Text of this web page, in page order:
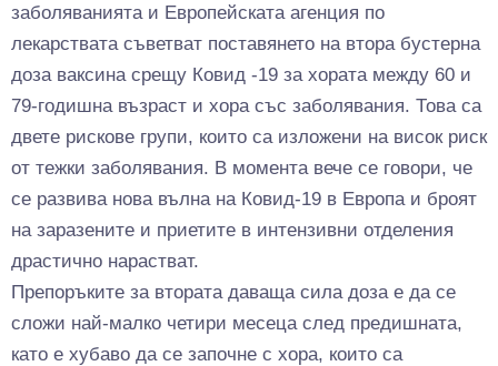
заболяванията и Европейската агенция по
лекарствата съветват поставянето на втора бустерна
доза ваксина срещу Ковид -19 за хората между 60 и
79-годишна възраст и хора със заболявания. Това са
двете рискове групи, които са изложени на висок риск
от тежки заболявания. В момента вече се говори, че
се развива нова вълна на Ковид-19 в Европа и броят
на заразените и приетите в интензивни отделения
драстично нарастват.
Препоръките за втората даваща сила доза е да се
сложи най-малко четири месеца след предишната,
като е хубаво да се започне с хора, които са